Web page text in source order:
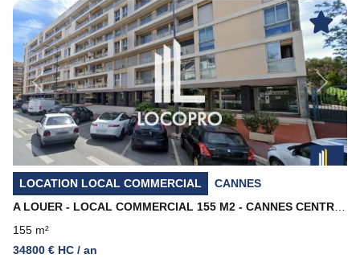
Previous Next
LOCATION LOCAL COMMERCIAL
CANNES
155 m²
34800 € HC / an